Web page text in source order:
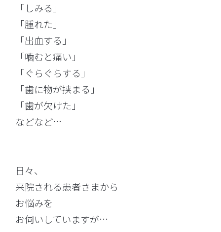
「しみる」
「腫れた」
「出血する」
「噛むと痛い」
「ぐらぐらする」
「歯に物が挟まる」
「歯が欠けた」
などなど…
日々、
来院される患者さまから
お悩みを
お伺いしていますが…